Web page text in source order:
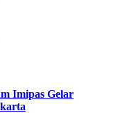
Imipas Gelar